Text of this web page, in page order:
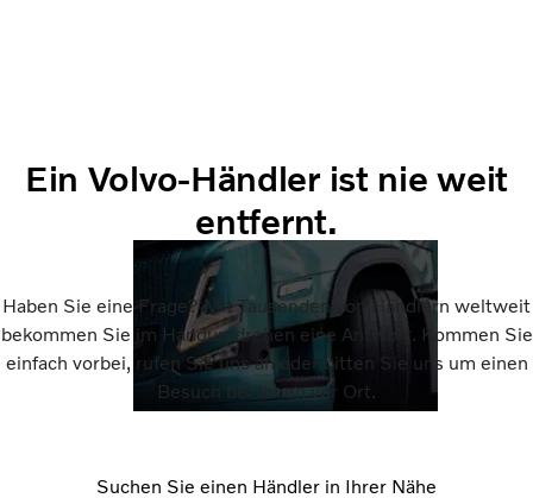
Ein Volvo-Händler ist nie weit
entfernt.
Haben Sie eine Frage? Mit Tausenden von Händlern weltweit
bekommen Sie im Handumdrehen eine Antwort. Kommen Sie
einfach vorbei, rufen Sie uns an oder bitten Sie uns um einen
Besuch bei Ihnen vor Ort.
Suchen Sie einen Händler in Ihrer Nähe